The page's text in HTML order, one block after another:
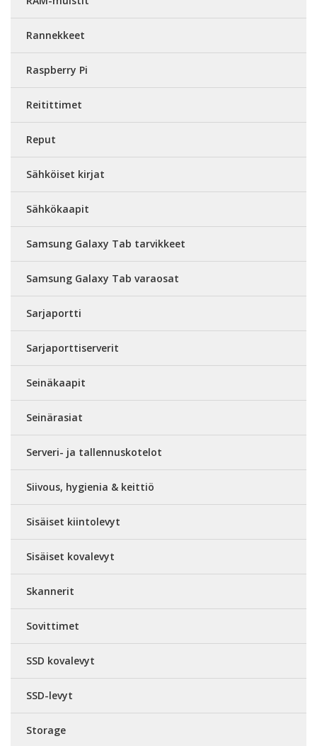
Rannekkeet
Raspberry Pi
Reitittimet
Reput
Sähköiset kirjat
Sähkökaapit
Samsung Galaxy Tab tarvikkeet
Samsung Galaxy Tab varaosat
Sarjaportti
Sarjaporttiserverit
Seinäkaapit
Seinärasiat
Serveri- ja tallennuskotelot
Siivous, hygienia & keittiö
Sisäiset kiintolevyt
Sisäiset kovalevyt
Skannerit
Sovittimet
SSD kovalevyt
SSD-levyt
Storage